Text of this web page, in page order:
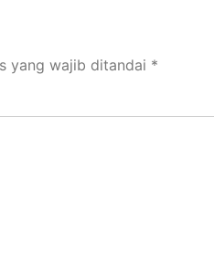
yang wajib ditandai *